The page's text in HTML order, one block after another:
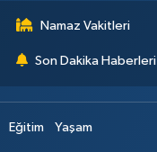
Namaz Vakitleri
Son Dakika Haberleri
Eğitim
Yaşam